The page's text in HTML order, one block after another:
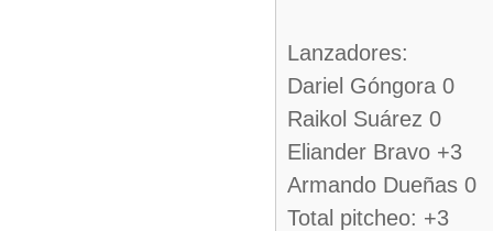
Lanzadores:
Dariel Góngora 0
Raikol Suárez 0
Eliander Bravo +3
Armando Dueñas 0
Total pitcheo: +3